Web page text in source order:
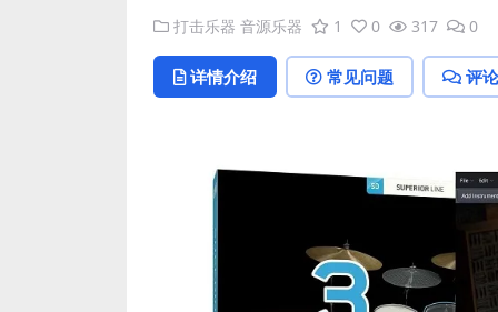
打击乐器 音源乐器 1 0 317 0
详情介绍 常见问题 评